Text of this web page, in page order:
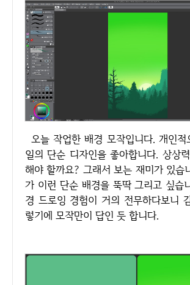
오늘 작업한 배경 모작입니다. 개인적으로 이런 스타
일의 단순 디자인을 좋아합니다. 상상
해야 할까요? 그래서 보는 재미가 있습
가 이런 단순 배경을 뚝딱 그리고 싶습
경 드로잉 경험이 거의 전무하다보니
렇기에 모작만이 답인 듯 합니다.